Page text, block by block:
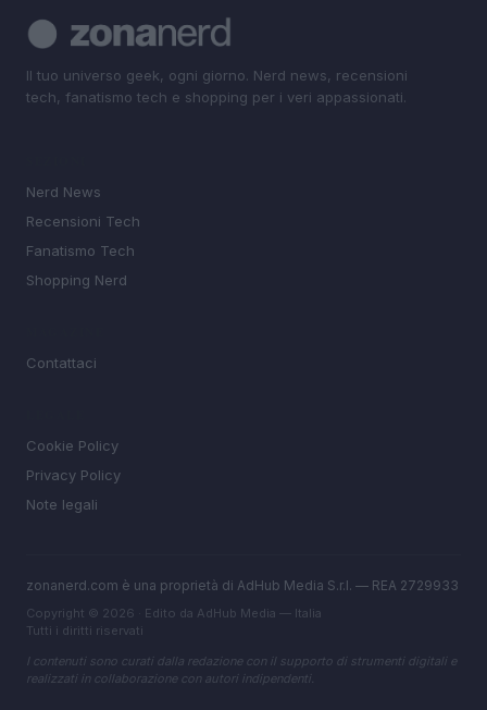
Il tuo universo geek, ogni giorno. Nerd news, recensioni
tech, fanatismo tech e shopping per i veri appassionati.
Nerd News
Recensioni Tech
Fanatismo Tech
Shopping Nerd
Contattaci
Cookie Policy
Privacy Policy
Note legali
zonanerd.com è una proprietà di AdHub Media S.r.l. — REA 2729933
Copyright © 2026 · Edito da AdHub Media — Italia
Tutti i diritti riservati
I contenuti sono curati dalla redazione con il supporto di strumenti digitali e
realizzati in collaborazione con autori indipendenti.